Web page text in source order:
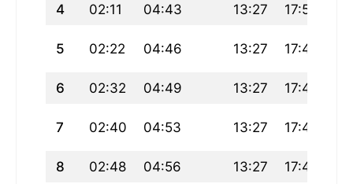
4 02:11 04:43 13:27 17:50
5 02:22 04:46 13:27 17:49
6 02:32 04:49 13:27 17:47
7 02:40 04:53 13:27 17:46
8 02:48 04:56 13:27 17:45